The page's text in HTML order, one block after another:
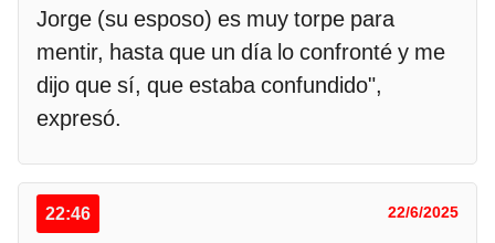
Jorge (su esposo) es muy torpe para
mentir, hasta que un día lo confronté y me
dijo que sí, que estaba confundido",
expresó.
22:46 22/6/2025